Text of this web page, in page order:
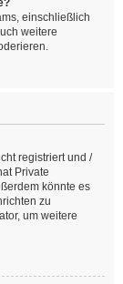
einschließlich
weitere
registriert und /
Private
könnte es
zu
um weitere